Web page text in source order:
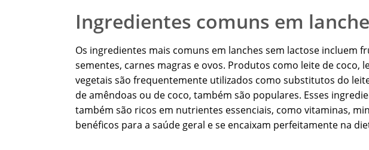
Ingredientes comuns em
Os ingredientes mais comuns em lanches sem lactose incluem
sementes, carnes magras e ovos. Produtos como leite de coco,
vegetais são frequentemente utilizados como substitutos do
de amêndoas ou de coco, também são populares. Esses
também são ricos em nutrientes essenciais, como vitaminas,
benéficos para a saúde geral e se encaixam perfeitamente na